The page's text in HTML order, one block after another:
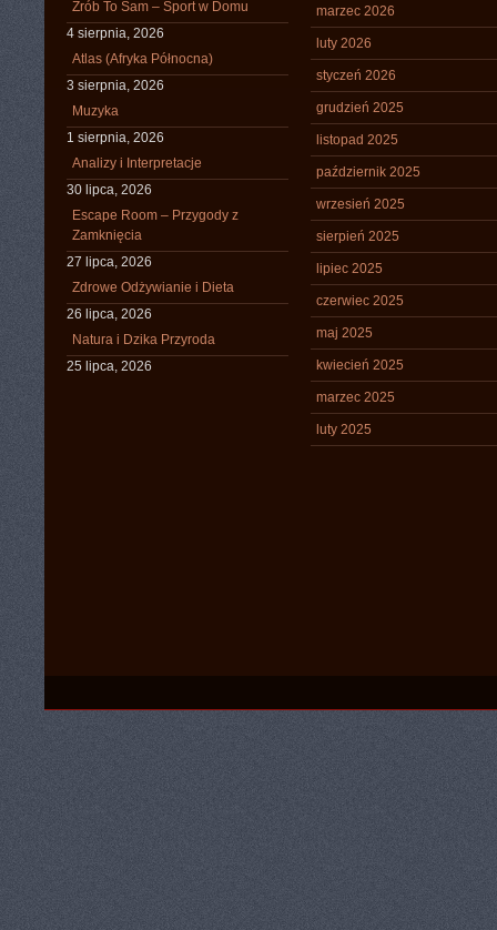
Zrób To Sam – Sport w Domu
4 sierpnia, 2026
Atlas (Afryka Północna)
3 sierpnia, 2026
Muzyka
1 sierpnia, 2026
Analizy i Interpretacje
30 lipca, 2026
Escape Room – Przygody z
Zamknięcia
27 lipca, 2026
Zdrowe Odżywianie i Dieta
26 lipca, 2026
Natura i Dzika Przyroda
25 lipca, 2026
marzec 2026
luty 2026
styczeń 2026
grudzień 2025
listopad 2025
październik 2025
wrzesień 2025
sierpień 2025
lipiec 2025
czerwiec 2025
maj 2025
kwiecień 2025
marzec 2025
luty 2025